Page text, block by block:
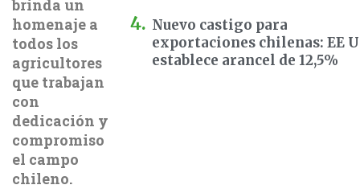
brinda un
homenaje a
todos los
agricultores
que trabajan
con
dedicación y
compromiso
el campo
chileno.
Nuevo castigo para
exportaciones chilenas: EE
establece arancel de 12,5%